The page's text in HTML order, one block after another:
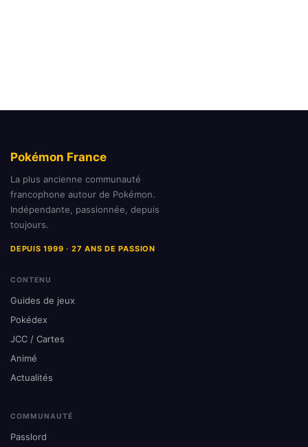
Pokémon France
La plus ancienne communauté
francophone autour de Pokémon.
Indépendante, passionnée, depuis
toujours.
DEPUIS 1999 · 27 ANS DE PASSION
CONTENU
Guides de jeux
Pokédex
JCC / Cartes
Animé
Actualités
COMMUNAUTÉ
Passlord